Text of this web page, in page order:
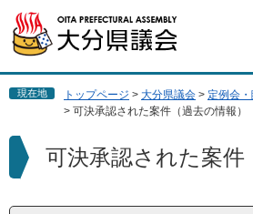
ジ
先
す
ュ
を
し
本
現在地 トップページ > 大分県議会 > 定例会
> 可決承認された案件（過去の情報）
本
可決承認された案件